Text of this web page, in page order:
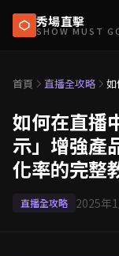
秀場直擊
SHOW MUST
首頁 直播全攻略
如何在直播
示」增強產
化率的完整
直播全攻略 2025年